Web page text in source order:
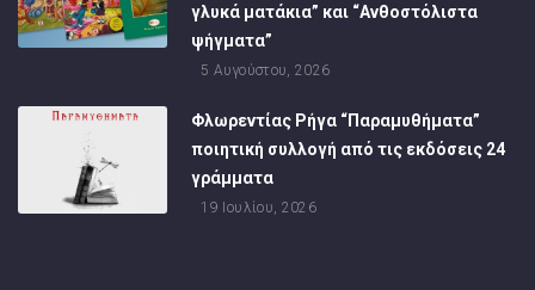
γλυκά ματάκια” και “Ανθοστόλιστα
ψήγματα”
5 Αυγούστου, 2026
Φλωρεντίας Ρήγα “Παραμυθήματα”
ποιητική συλλογή από τις εκδόσεις 24
γράμματα
19 Ιουλίου, 2026